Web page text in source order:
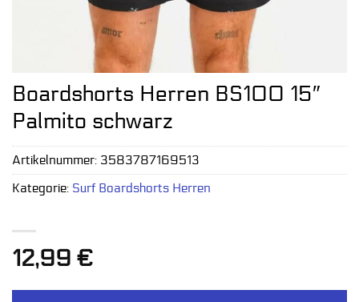
Boardshorts Herren BS100 15″
Palmito schwarz
12,99 €
Artikelnummer: 3583787169513
Kategorie: Surf Boardshorts Herren